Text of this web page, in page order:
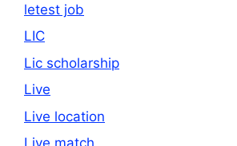
letest job
LIC
Lic scholarship
Live
Live location